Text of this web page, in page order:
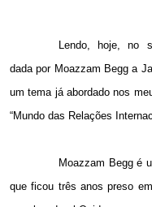
Lendo, hoje, no
dada por Moazzam Begg a
um tema já abordado nos
“Mundo das Relações
Moazzam Begg é
que ficou três anos preso